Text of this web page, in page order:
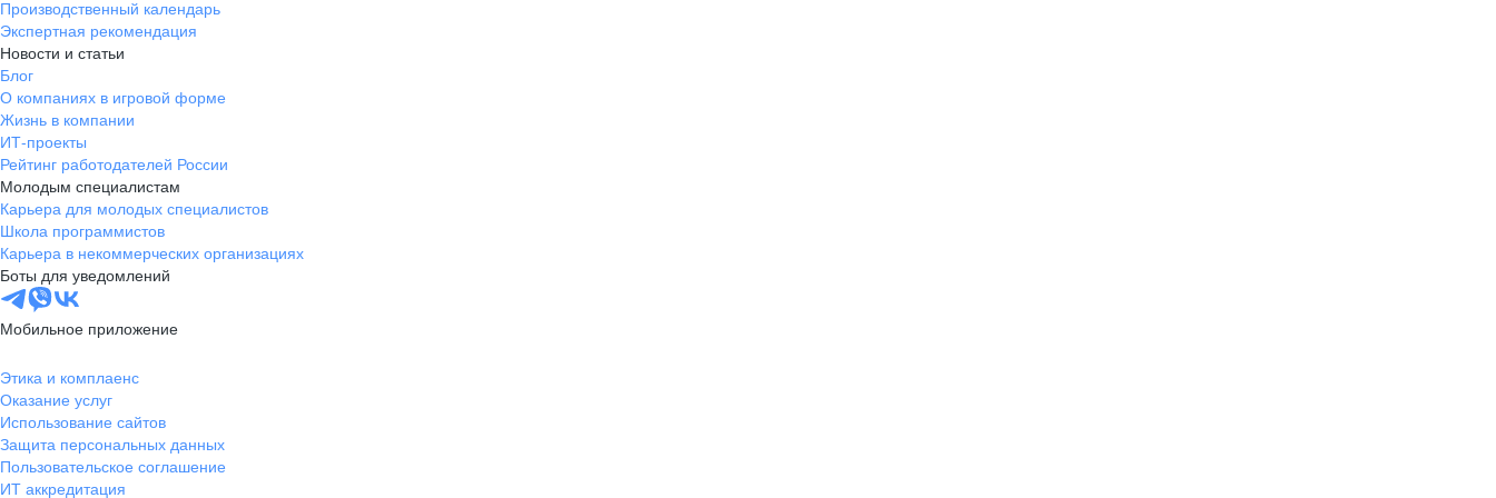
Производственный календарь
Экспертная рекомендация
Новости и статьи
Блог
О компаниях в игровой форме
Жизнь в компании
ИТ-проекты
Рейтинг работодателей России
Молодым специалистам
Карьера для молодых специалистов
Школа программистов
Карьера в некоммерческих организациях
Боты для уведомлений
Мобильное приложение
Этика и комплаенс
Оказание услуг
Использование сайтов
Защита персональных данных
Пользовательское соглашение
ИТ аккредитация